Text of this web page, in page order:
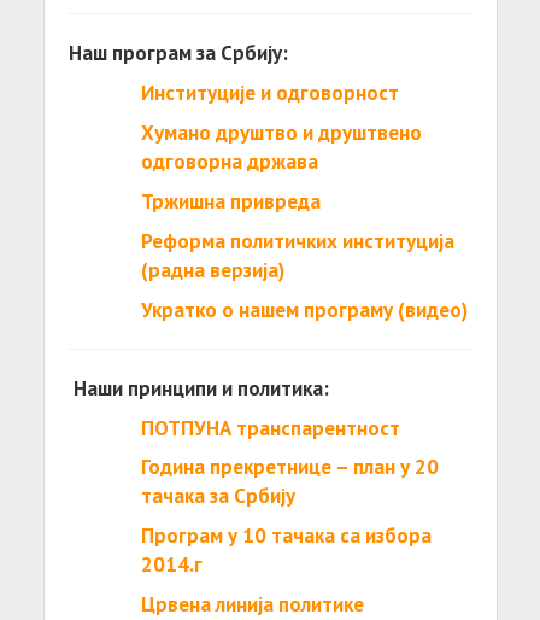
Наш програм за Србију:
Институције и одговорност
Хумано друштво и друштвено
одговорна држава
Тржишна привреда
Реформа политичких институција
(радна верзија)
Укратко о нашем програму (видео)
Наши принципи и политика:
ПОТПУНА транспарентност
Година прекретнице – план у 20
тачака за Србију
Програм у 10 тачака са избора
2014.г
Црвена линија политике